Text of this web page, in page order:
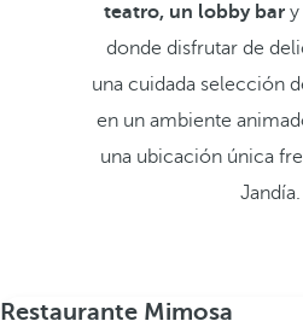
teatro, un lobby bar y
donde disfrutar de
una cuidada selección
en un ambiente
una ubicación única
Jandía.
Restaurante Mimosa